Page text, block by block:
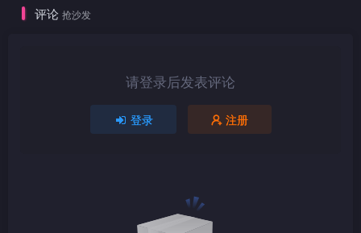
评论 抢沙发
请登录后发表评论
登录 注册